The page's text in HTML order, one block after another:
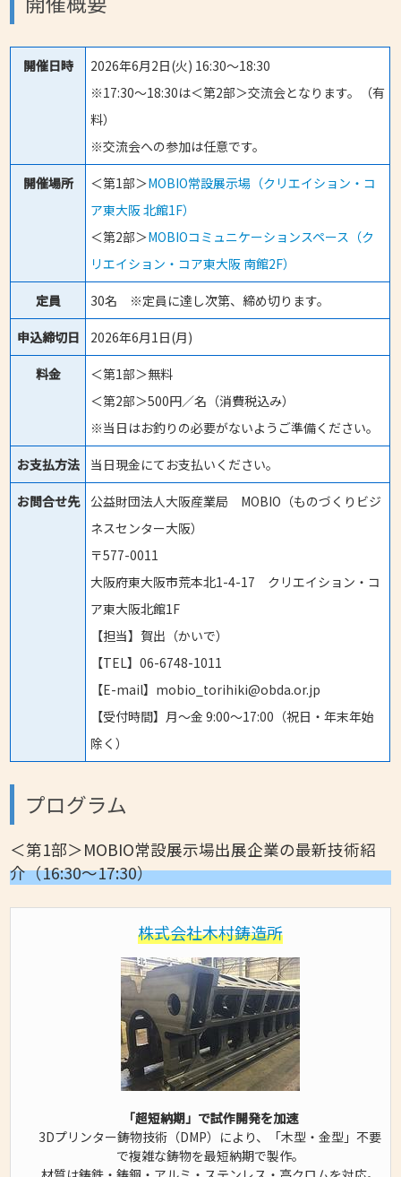
開催日時
2026年6月2日(火) 16:30～18:30
※17:30～18:30は＜第2部＞交流会となります。（有
料）
※交流会への参加は任意です。
開催場所 ＜第1部＞MOBIO常設展示場（クリエイション・コ
ア東大阪 北館1F）
＜第2部＞MOBIOコミュニケーションスペース（ク
リエイション・コア東大阪 南館2F）
定員 30名 ※定員に達し次第、締め切ります。
申込締切日 2026年6月1日(月)
料金
＜第1部＞無料
＜第2部＞500円／名（消費税込み）
※当日はお釣りの必要がないようご準備ください。
お支払方法 当日現金にてお支払いください。
お問合せ先
公益財団法人大阪産業局 MOBIO（ものづくりビジ
ネスセンター大阪）
〒577-0011
大阪府東大阪市荒本北1-4-17 クリエイション・コ
ア東大阪北館1F
【担当】賀出（かいで）
【TEL】06-6748-1011
【E-mail】mobio_torihiki@obda.or.jp
【受付時間】月〜金 9:00〜17:00（祝日・年末年始
除く）
プログラム
＜第1部＞MOBIO常設展示場出展企業の最新技術紹
介（16:30～17:30）
株式会社木村鋳造所
「超短納期」で試作開発を加速
3Dプリンター鋳物技術（DMP）により、「木型・金型」不要
で複雑な鋳物を最短納期で製作。